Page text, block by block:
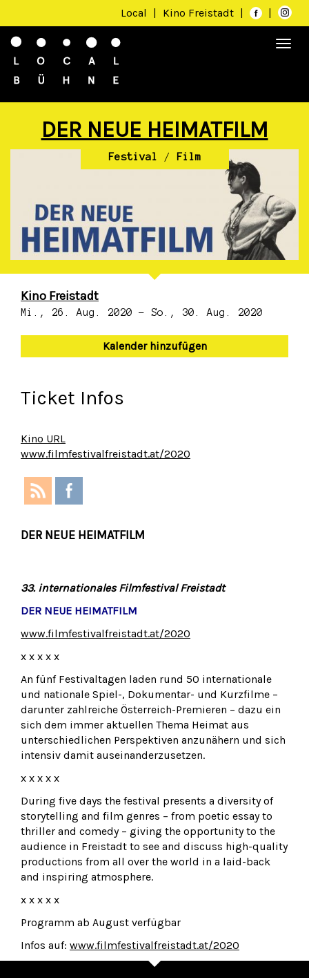
Local | Kino Freistadt | |
DER NEUE HEIMATFILM
Festival / Film
Kino Freistadt
Mi., 26. Aug. 2020 - So., 30. Aug. 2020
Kalender hinzufügen
Ticket Infos
Kino URL
www.filmfestivalfreistadt.at/2020
DER NEUE HEIMATFILM
33. internationales Filmfestival Freistadt
DER NEUE HEIMATFILM
www.filmfestivalfreistadt.at/2020
x x x x x
An fünf Festivaltagen laden rund 50 internationale
und nationale Spiel-, Dokumentar- und Kurzfilme –
darunter zahlreiche Österreich-Premieren – dazu ein
sich dem immer aktuellen Thema Heimat aus
unterschiedlichen Perspektiven anzunähern und sich
intensiv damit auseinanderzusetzen.
x x x x x
During five days the festival presents a diversity of
storytelling and film genres – from poetic essay to
thriller and comedy – giving the opportunity to the
audience in Freistadt to see and discuss high-quality
productions from all over the world in a laid-back
and inspiring atmosphere.
x x x x x
Programm ab August verfügbar
Infos auf: www.filmfestivalfreistadt.at/2020